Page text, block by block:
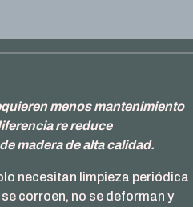
menos mantenimiento
re reduce
madera de alta calidad.
necesitan limpieza periódica
corroen, no se deforman y